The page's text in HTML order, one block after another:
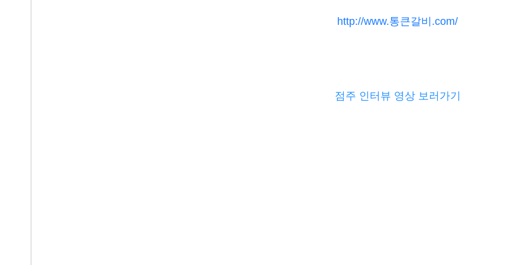
http://www.통큰갈비.com/
점주 인터뷰 영상 보러가기